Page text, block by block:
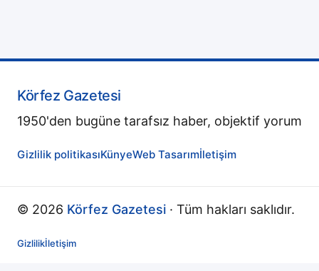
Körfez Gazetesi
1950'den bugüne tarafsız haber, objektif yorum
Gizlilik politikasıKünyeWeb Tasarımİletişim
© 2026 Körfez Gazetesi · Tüm hakları saklıdır.
Gizlilikİletişim